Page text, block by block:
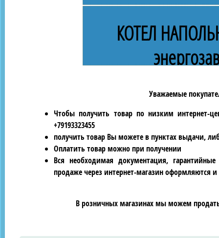
КОТЕЛ
Уважаемые
Чтобы получить товар по низким интернет-
+79193323455
получить товар Вы можете в пунктах выдачи,
Оплатить товар можно при получении
Вся необходимая документация,
продаже через интернет-магазин оформляются
В розничных магазинах мы можем